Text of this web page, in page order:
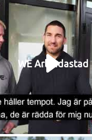
WE Arlandastad